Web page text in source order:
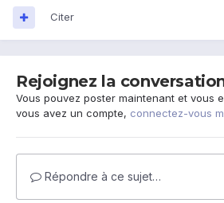
Citer
Rejoignez la
Vous pouvez poster maintenant et vous
vous avez un compte, connectez-vous
Répondre à ce sujet…